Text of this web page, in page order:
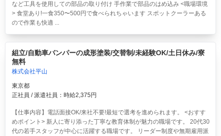
など工具を使用しての部品の取り付け 手作業で部品のはめ込み <職場環境
> 食堂あり!一食350〜500円で食べられちゃいます スポットクーラーある
ので作業も快適 ...
組立/自動車バンパーの成形塗装/交替制/未経験OK/土日休み/寮
無料
株式会社平山
東京都
正社員 / 派遣社員：時給2,375円
【仕事内容】電話面接OK/来社不要!最短で選考を進められます。 <おすす
めポイント> 新人に寄り添った丁寧な教育体制が魅力の職場です。 20代30
代の若手スタッフが中心に活躍する職場です。 リーダー制度や無期雇用派